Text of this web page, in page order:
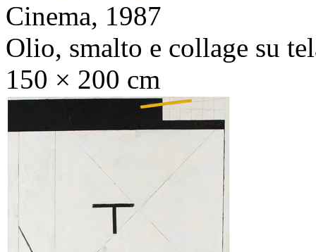
Cinema, 1987
Olio, smalto e collage su
150 × 200 cm